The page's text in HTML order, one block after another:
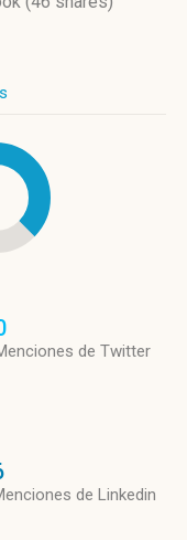
de Twitter
de Linkedin